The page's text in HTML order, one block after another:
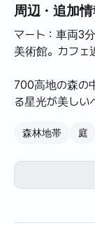
周辺・追加
マート：車両3
美術館。カフェ
700高地の森の
る星光が美しい
森林地帯 庭